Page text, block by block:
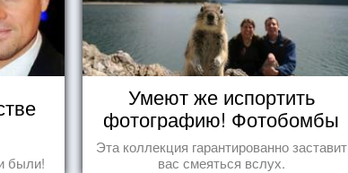
были!
Умеют же испортить
фотографию! Фотобомбы
животных
Эта коллекция гарантированно заставит
вас смеяться вслух.